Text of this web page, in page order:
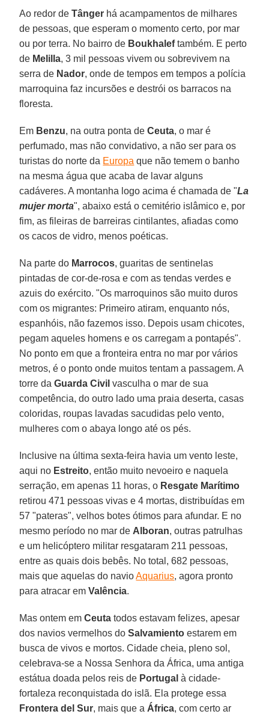
Ao redor deTânger há acampamentos de milhares
de pessoas, que esperam o momento certo, por mar
ou por terra. No bairro de Boukhaleftambém. E perto
de Melilla, 3 mil pessoas vivem ou sobrevivem na
serra de Nador, onde de tempos em tempos a polícia
marroquina faz incursões e destrói os barracos na
floresta.
Em Benzu, na outra ponta deCeuta, o mar é
perfumado, mas não convidativo, a não ser para os
turistas do norte da Europa que não temem o banho
na mesma água que acaba de lavar alguns
cadáveres. A montanha logo acima é chamada de "La
mujer morta", abaixo está o cemitério islâmico e, por
fim, as fileiras de barreiras cintilantes, afiadas como
os cacos de vidro, menos poéticas.
Na parte do Marrocos, guaritas de sentinelas
pintadas de cor-de-rosa e com as tendas verdes e
azuis do exército. "Os marroquinos são muito duros
com os migrantes: Primeiro atiram, enquanto nós,
espanhóis, não fazemos isso. Depois usam chicotes,
pegam aqueles homens e os carregam a pontapés".
No ponto em que a fronteira entra no mar por vários
metros, é o ponto onde muitos tentam a passagem. A
torre daGuarda Civil vasculha o mar de sua
competência, do outro lado uma praia deserta, casas
coloridas, roupas lavadas sacudidas pelo vento,
mulheres com o abaya longo até os pés.
Inclusive na última sexta-feira havia um vento leste,
aqui no Estreito, então muito nevoeiro e naquela
serração, em apenas 11 horas, o Resgate Marítimo
retirou 471 pessoas vivas e 4 mortas, distribuídas em
57 "pateras", velhos botes ótimos para afundar. E no
mesmo período no mar de Alboran, outras patrulhas
e um helicóptero militar resgataram 211 pessoas,
entre as quais dois bebês. No total, 682 pessoas,
mais que aquelas do navioAquarius, agora pronto
para atracar emValência.
Mas ontem emCeuta todos estavam felizes, apesar
dos navios vermelhos do Salvamiento estarem em
busca de vivos e mortos. Cidade cheia, pleno sol,
celebrava-se a Nossa Senhora da África, uma antiga
estátua doada pelos reis de Portugal à cidade-
fortaleza reconquistada do islã. Ela protege essa
Frontera del Sur, mais que a África, com certo ar